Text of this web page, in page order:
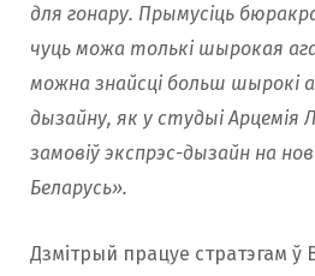
для гонару. Прымусіць
чуць можа толькі шырокая
можна знайсці больш шырокі
дызайну, як у студыі Арцемія
замовіў экспрэс-дызайн на
Беларусь».
Дзмітрый працуе стратэгам ў